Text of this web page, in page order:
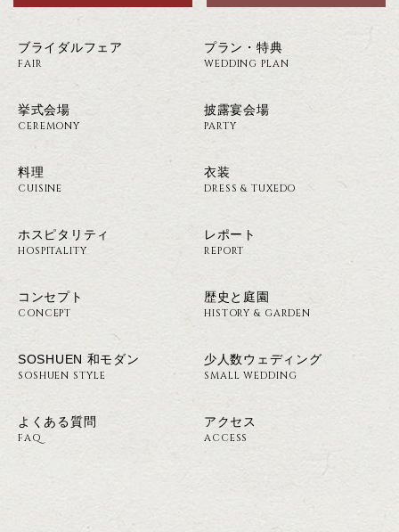
ブライダルフェア
FAIR
プラン・特典
WEDDING PLAN
挙式会場
CEREMONY
披露宴会場
PARTY
料理
CUISINE
衣装
DRESS & TUXEDO
ホスピタリティ
HOSPITALITY
レポート
REPORT
コンセプト
CONCEPT
歴史と庭園
HISTORY & GARDEN
SOSHUEN 和モダン
SOSHUEN STYLE
少人数ウェディング
SMALL WEDDING
よくある質問
FAQ
アクセス
ACCESS